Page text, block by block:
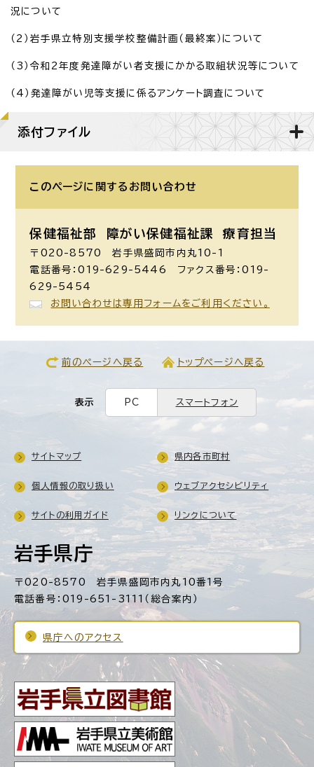
況について
（2）岩手県立特別支援学校整備計画（最終案）について
（3）令和2年度発達障がい者支援にかかる取組状況等について
（4）発達障がい児等支援に係るアンケート調査について
添付ファイル
このページに関する お問い合わせ
保健福祉部 障がい保健福祉課 療育担当
〒020-8570 岩手県盛岡市内丸10-1
電話番号：019-629-5446 ファクス番号：019-
629-5454
お問い合わせは専用フォームをご利用ください。
前のページへ戻る トップページへ戻る
表示 PC スマートフォン
岩手県庁
〒020-8570 岩手県盛岡市内丸10番1号
電話番号：019-651-3111（総合案内）
県庁へのアクセス
サイトマップ 県内各市町村
個人情報の取り扱い ウェブアクセシビリティ
サイトの利用ガイド リンクについて